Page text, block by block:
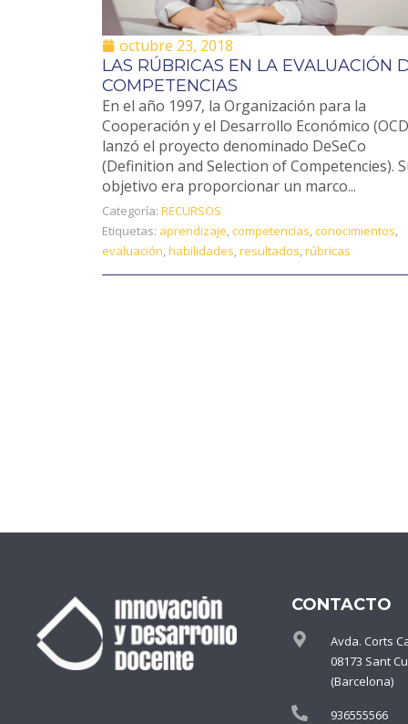
octubre 23, 2018
LAS RÚBRICAS EN LA EVALUACIÓN
COMPETENCIAS
En el año 1997, la Organización para la
Cooperación y el Desarrollo Económico
lanzó el proyecto denominado DeSeCo
(Definition and Selection of Competencies).
objetivo era proporcionar un marco...
Categoría: RECURSOS
Etiquetas: aprendizaje,competencias,conocimientos,
evaluación,habilidades,resultados,rúbricas
CONTACTO
Avda. Corts
08173 Sant
(Barcelona)
936555566